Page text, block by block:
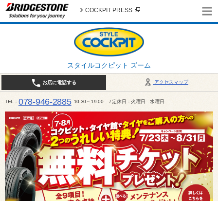
スタイルコクピット ズーム
COCKPIT PRESS
アクセスマップ
お店に電話する
TEL 078-946-2885 10:30～19:00 / 定休日：火曜日 水曜日